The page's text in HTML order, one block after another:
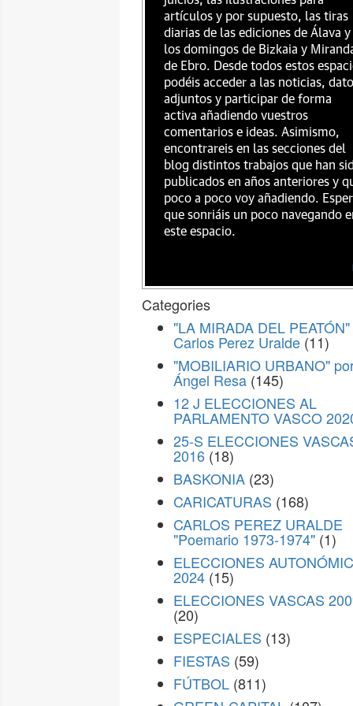
artículos y por supuesto, las tiras
diarias de las ediciones de Álava y
los domingos de Bizkaia y
de Ebro. Desde todos estos
podéis acceder a las noticias,
adjuntos y participar de forma
activa añadiendo vuestros
comentarios e ideas. Asimismo,
encontrareis en las secciones del
blog distintos trabajos que han
publicados en años anteriores y
poco a poco voy añadiendo.
que sonriáis un poco navegando
este espacio.
Categories
"LA MIRADA DEL
Carlos Perez Uralde (11)
"MOBILIARIO URBANO"
Ángel Resa (145)
12 J ELECCIONES AL
PARLAMENTO VASCO
25-S ELECCIONES
2016 (18)
BASKONIA (23)
CARICATURAS (168)
CARLOS PEREZ URALDE
"Poemario 1973-1974" (1)
ELECCIONES
2024 (15)
ELECCIONES VASCAS
(20)
ESPECIALES (13)
FIESTAS (59)
FÚTBOL (811)